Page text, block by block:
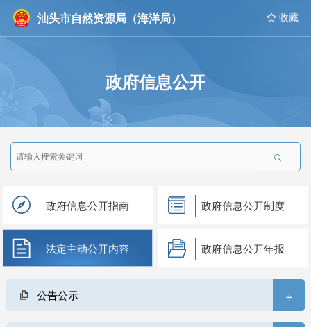
汕头市自然资源局（海洋局）  收藏
政府信息公开

政府信息公开指南 政府信息公开制度
法定主动公开内容 政府信息公开年报
公告公示 +